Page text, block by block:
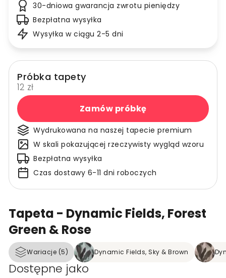
Tapeta - Dynamic Fields, Forest
Green & Rose
Wariacje (5) Dynamic Fields, Sky & Brown
Dostępne jako
30-dniowa gwarancja zwrotu pieniędzy
Bezpłatna wysyłka
Wysyłka w ciągu 2-5 dni
Próbka tapety
12 zł
Zamów próbkę
Wydrukowana na naszej tapecie premium
W skali pokazującej rzeczywisty wygląd wzoru
Bezpłatna wysyłka
Czas dostawy 6-11 dni roboczych